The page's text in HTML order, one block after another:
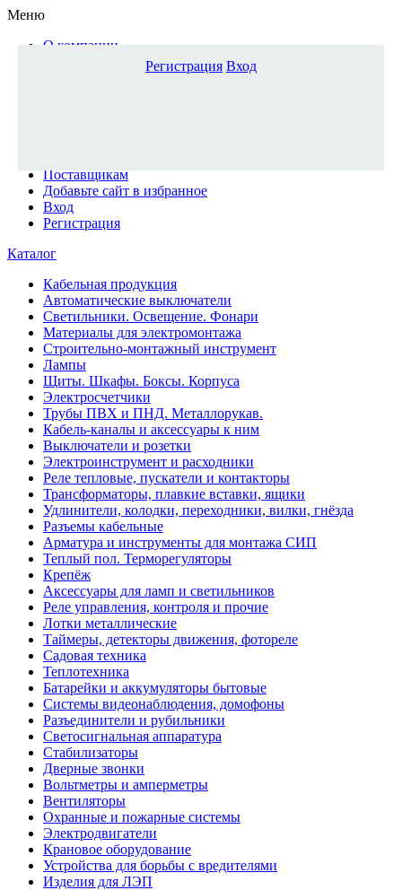
Меню
О компании
Доставка и оплата
Поставщикам
Добавьте сайт в избранное
Вход
Регистрация
Каталог
Кабельная продукция
Автоматические выключатели
Светильники. Освещение. Фонари
Материалы для электромонтажа
Строительно-монтажный инструмент
Лампы
Щиты. Шкафы. Боксы. Корпуса
Электросчетчики
Трубы ПВХ и ПНД. Металлорукав.
Кабель-каналы и аксессуары к ним
Выключатели и розетки
Электроинструмент и расходники
Реле тепловые, пускатели и контакторы
Трансформаторы, плавкие вставки, ящики
Удлинители, колодки, переходники, вилки, гнёзда
Разъемы кабельные
Арматура и инструменты для монтажа СИП
Теплый пол. Терморегуляторы
Крепёж
Аксессуары для ламп и светильников
Реле управления, контроля и прочие
Лотки металлические
Таймеры, детекторы движения, фотореле
Садовая техника
Теплотехника
Батарейки и аккумуляторы бытовые
Системы видеонаблюдения, домофоны
Разъединители и рубильники
Светосигнальная аппаратура
Стабилизаторы
Дверные звонки
Вольтметры и амперметры
Вентиляторы
Охранные и пожарные системы
Электродвигатели
Крановое оборудование
Устройства для борьбы с вредителями
Изделия для ЛЭП
Регистрация Вход